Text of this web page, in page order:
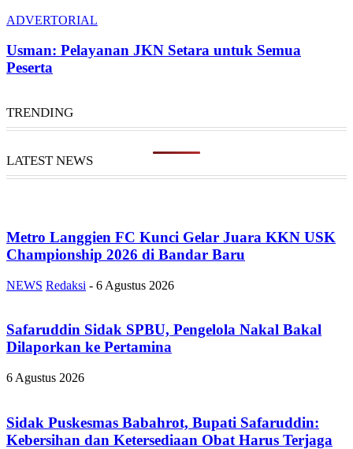
ADVERTORIAL
Usman: Pelayanan JKN Setara untuk Semua
Peserta
TRENDING
LATEST NEWS
Metro Langgien FC Kunci Gelar Juara KKN USK
Championship 2026 di Bandar Baru
NEWS Redaksi - 6 Agustus 2026
Safaruddin Sidak SPBU, Pengelola Nakal Bakal
Dilaporkan ke Pertamina
6 Agustus 2026
Sidak Puskesmas Babahrot, Bupati Safaruddin:
Kebersihan dan Ketersediaan Obat Harus Terjaga